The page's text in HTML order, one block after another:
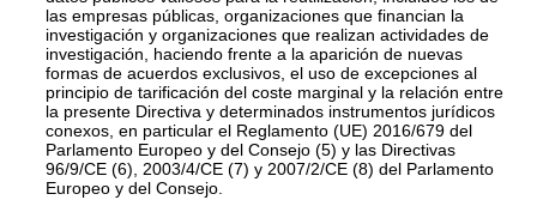
las empresas públicas, organizaciones que financian la
investigación y organizaciones que realizan actividades de
investigación, haciendo frente a la aparición de nuevas
formas de acuerdos exclusivos, el uso de excepciones al
principio de tarificación del coste marginal y la relación entre
la presente Directiva y determinados instrumentos jurídicos
conexos, en particular el Reglamento (UE) 2016/679 del
Parlamento Europeo y del Consejo (5) y las Directivas
96/9/CE (6), 2003/4/CE (7) y 2007/2/CE (8) del Parlamento
Europeo y del Consejo.